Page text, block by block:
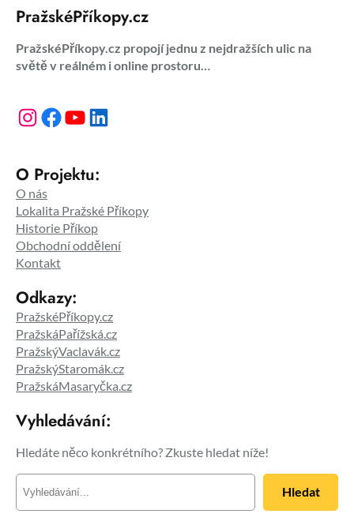
PražskéPříkopy.cz
PražskéPříkopy.cz propojí jednu z nejdražších ulic na
světě v reálném i online prostoru…
Instagram Facebook YouTube LinkedIn
O Projektu:
O nás
Lokalita Pražské Příkopy
Historie Příkop
Obchodní oddělení
Kontakt
Odkazy:
PražskéPříkopy.cz
PražskáPařížská.cz
PražskýVaclavák.cz
PražskýStaromák.cz
PražskáMasaryčka.cz
Vyhledávání:
Hledáte něco konkrétního? Zkuste hledat níže!
e
Hledat